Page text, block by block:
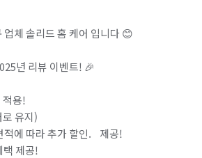
체 솔리드 홈 케어 입니다 😊
년 리뷰 이벤트! 🎉
적용!
로 유지)
적에 따라 추가 할인.    제공!
택 제공!